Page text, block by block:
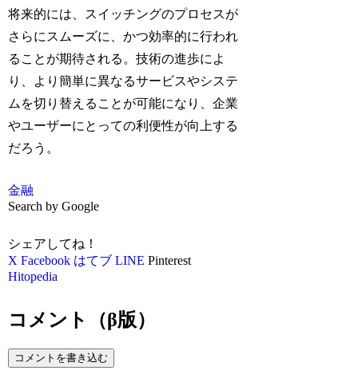
将来的には、スイッチングのプロセスが
さらにスムーズに、かつ効率的に行われ
ることが期待される。技術の進歩によ
り、より簡単に異なるサービスやシステ
ムを切り替えることが可能になり、企業
やユーザーにとっての利便性が向上する
だろう。
金融
Search by Google
シェアしてね！
X Facebook はてブ LINE Pinterest
Hitopedia
コメント（β版）
コメントを書き込む